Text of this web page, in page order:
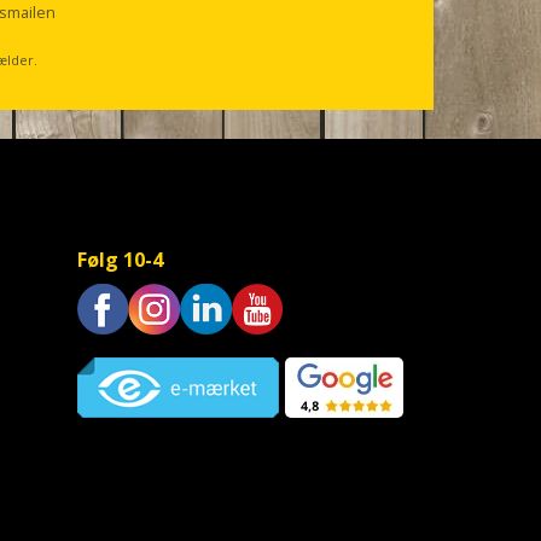
Følg 10-4